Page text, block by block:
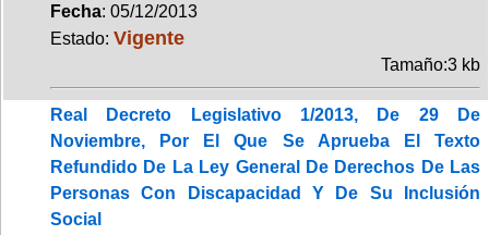
Fecha: 05/12/2013
Estado: Vigente
Tamaño:3 kb
Real Decreto Legislativo 1/2013, De 29 De
Noviembre, Por El Que Se Aprueba El Texto
Refundido De La Ley General De Derechos De Las
Personas Con Discapacidad Y De Su Inclusión
Social